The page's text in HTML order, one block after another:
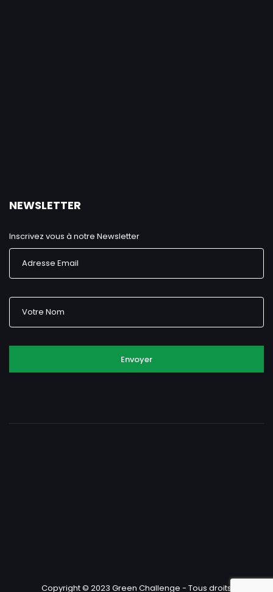
NEWSLETTER
Inscrivez vous à notre Newsletter
Envoyer
Copyright © 2023 Green Challenge - Tous droits